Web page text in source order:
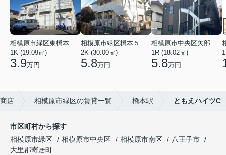
相模原市緑区東橋本３丁目
1K (19.09㎡)
3.9万円
相模原市緑区橋本５丁目
2K (30.00㎡)
5.8万円
相模原市中央区矢部１丁目
1R (18.02㎡)
5.8万円
店 相模原市緑区の賃貸一覧 橋本駅 ともえハイツC
市区町村から探す
相模原市緑区
相模原市中央区 相模原市南区
八王子市
大里郡寄居町